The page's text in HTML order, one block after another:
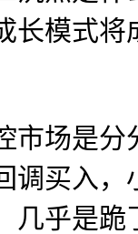
长模式
场是分
调买入
几乎是